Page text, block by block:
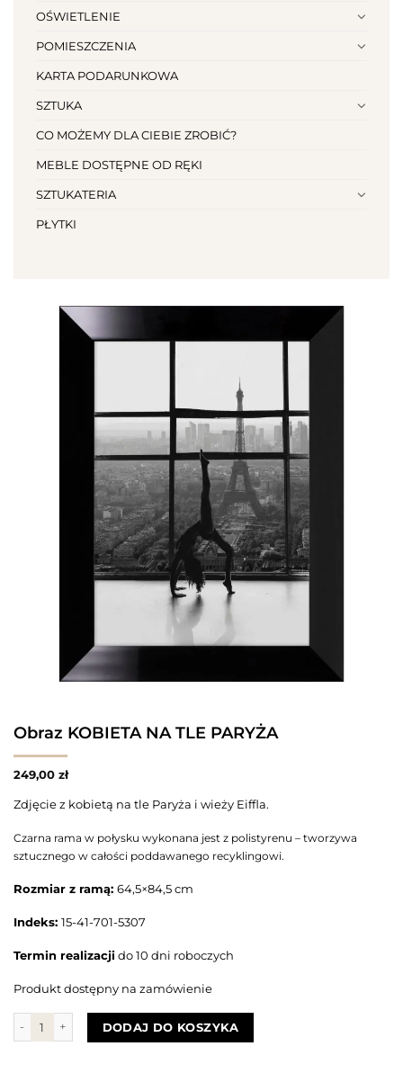
OŚWIETLENIE
POMIESZCZENIA
KARTA PODARUNKOWA
SZTUKA
CO MOŻEMY DLA CIEBIE ZROBIĆ?
MEBLE DOSTĘPNE OD RĘKI
SZTUKATERIA
PŁYTKI
Obraz KOBIETA NA TLE PARYŻA
249,00 zł
Zdjęcie z kobietą na tle Paryża i wieży Eiffla.
Czarna rama w połysku wykonana jest z polistyrenu – tworzywa
sztucznego w całości poddawanego recyklingowi.
Rozmiar z ramą: 64,5×84,5 cm
Indeks: 15-41-701-5307
Termin realizacjido 10 dni roboczych
Produkt dostępny na zamówienie
ilość Obraz KOBIETA NA TLE PARYŻA
DODAJ DO KOSZYKA